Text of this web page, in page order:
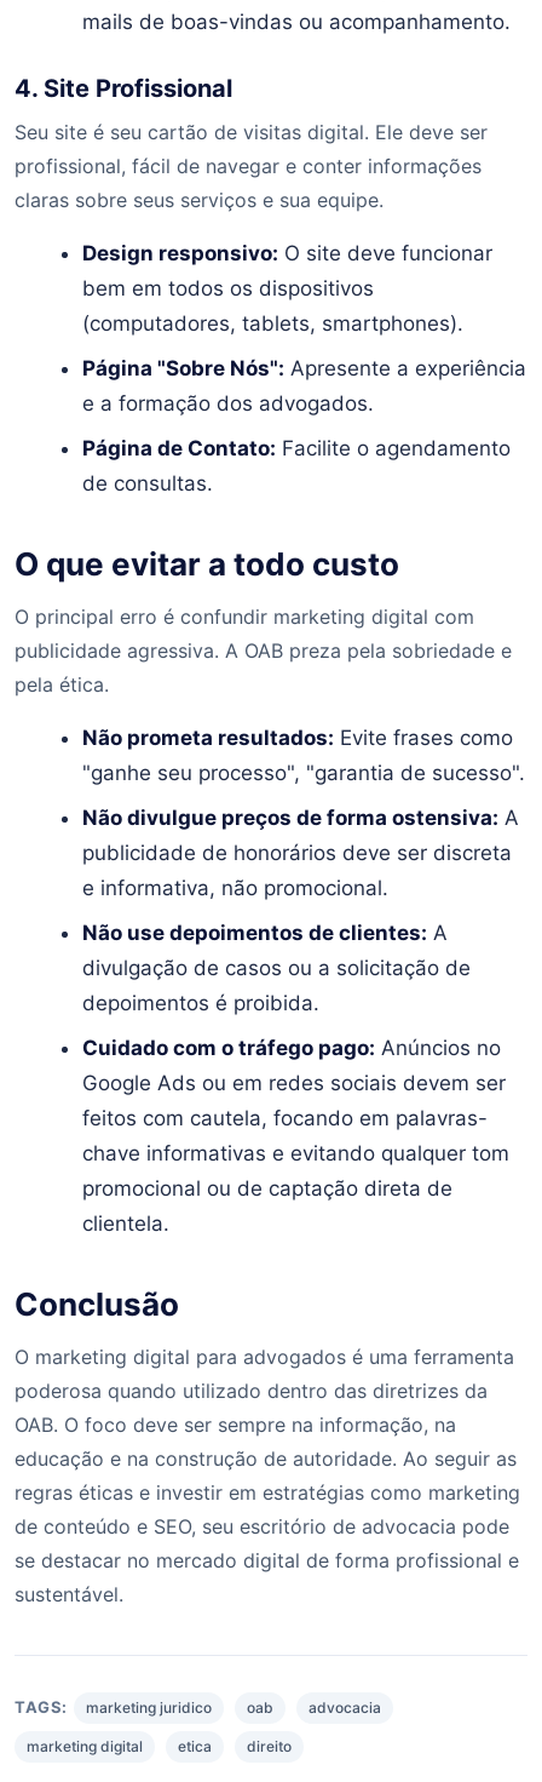
mails de boas-vindas ou acompanhamento.
4. Site Profissional
Seu site é seu cartão de visitas digital. Ele deve ser
profissional, fácil de navegar e conter informações
claras sobre seus serviços e sua equipe.
Design responsivo: O site deve funcionar
bem em todos os dispositivos
(computadores, tablets, smartphones).
Página "Sobre Nós": Apresente a experiência
e a formação dos advogados.
Página de Contato: Facilite o agendamento
de consultas.
O que evitar a todo custo
O principal erro é confundir marketing digital com
publicidade agressiva. A OAB preza pela sobriedade e
pela ética.
Não prometa resultados: Evite frases como
"ganhe seu processo", "garantia de sucesso".
Não divulgue preços de forma ostensiva: A
publicidade de honorários deve ser discreta
e informativa, não promocional.
Não use depoimentos de clientes: A
divulgação de casos ou a solicitação de
depoimentos é proibida.
Cuidado com o tráfego pago: Anúncios no
Google Ads ou em redes sociais devem ser
feitos com cautela, focando em palavras-
chave informativas e evitando qualquer tom
promocional ou de captação direta de
clientela.
Conclusão
O marketing digital para advogados é uma ferramenta
poderosa quando utilizado dentro das diretrizes da
OAB. O foco deve ser sempre na informação, na
educação e na construção de autoridade. Ao seguir as
regras éticas e investir em estratégias como marketing
de conteúdo e SEO, seu escritório de advocacia pode
se destacar no mercado digital de forma profissional e
sustentável.
TAGS: marketing juridico oab advocacia
marketing digital etica direito